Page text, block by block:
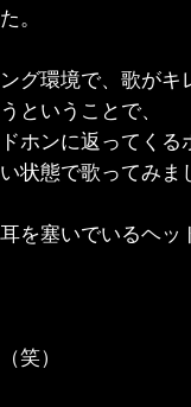
。
グ環境で、歌がキ
ということで、
ホンに返ってくる
状態で歌ってみま
を塞いでいるヘッ
笑）